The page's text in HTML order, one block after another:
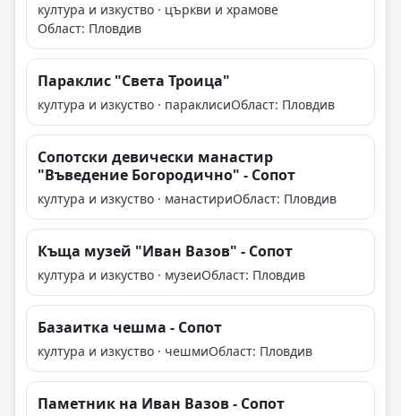
култура и изкуство · църкви и храмове
Област: Пловдив
Параклис "Света Троица"
култура и изкуство · параклисиОбласт: Пловдив
Сопотски девически манастир
"Въведение Богородично" - Сопот
култура и изкуство · манастириОбласт: Пловдив
Къща музей "Иван Вазов" - Сопот
култура и изкуство · музеиОбласт: Пловдив
Базаитка чешма - Сопот
култура и изкуство · чешмиОбласт: Пловдив
Паметник на Иван Вазов - Сопот